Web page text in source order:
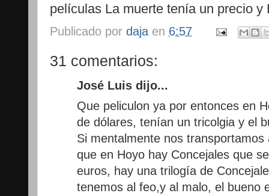
películas La muerte tenía un precio
Publicado por daja en 6:57
31 comentarios:
José Luis dijo...
Que peliculon ya por entonces en
de dólares, tenían un tricolgia y el
Si mentalmente nos
que en Hoyo hay Concejales que
euros, hay una trilogía de
tenemos al feo,y al malo, el bueno